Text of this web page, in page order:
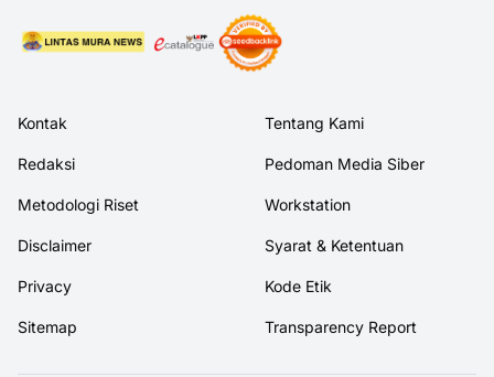
Kontak Tentang Kami
Redaksi Pedoman Media Siber
Metodologi Riset Workstation
Disclaimer Syarat & Ketentuan
Privacy Kode Etik
Sitemap Transparency Report